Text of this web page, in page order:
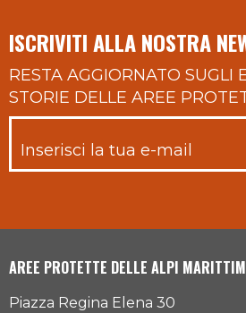
ISCRIVITI ALLA NOSTRA
RESTA AGGIORNATO SUGLI
STORIE DELLE AREE
AREE PROTETTE DELLE ALPI
Piazza Regina Elena 30